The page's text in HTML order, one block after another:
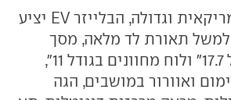
כיאה למכונית אמריקאית וגדולה, הבלייזר EV יציע
למשל תאורת לד מלאה, מסך
מולטימדיה בגודל 17.7" ולוח מחוונים בגודל 11",
ואוורור במושבים, הגה